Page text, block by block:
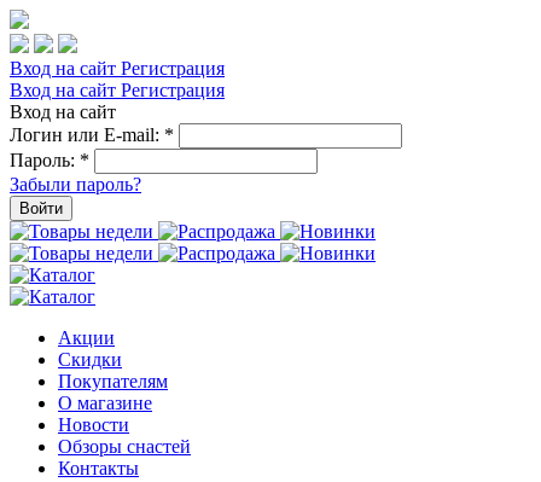
Вход на сайт Регистрация
Вход на сайт Регистрация
Вход на сайт
Логин или E-mail: *
Пароль: *
Забыли пароль?
Войти
Акции
Скидки
Покупателям
О магазине
Новости
Обзоры снастей
Контакты